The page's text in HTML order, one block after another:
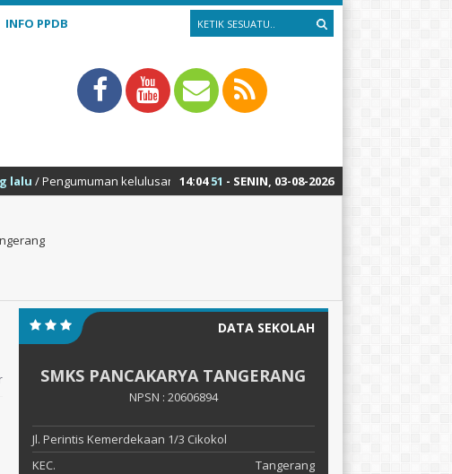
INFO PPDB
14:04 51 - SENIN, 03-08-2026
/ Pengumuman kelulusan 2019/2020 bisa dicek di https://
DATA SEKOLAH
SMKS PANCAKARYA TANGERANG
NPSN : 20606894
Jl. Perintis Kemerdekaan 1/3 Cikokol
KEC.
Tangerang